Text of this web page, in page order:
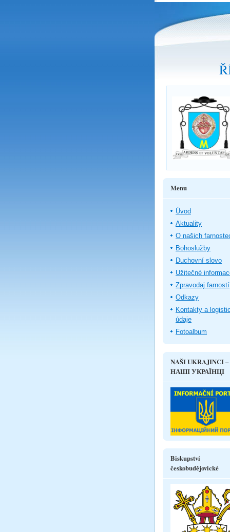
Menu
Úvod
Aktuality
O našich
Bohoslužby
Duchovní slovo
Užitečné
Zpravodaj farností
Odkazy
Kontakty a
údaje
Fotoalbum
NAŠI UKRAJINCI –
НАШІ УКРАЇНЦІ
Biskupství
českobudějovické